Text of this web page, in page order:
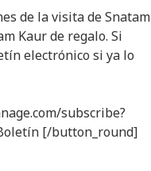
de la visita de Snatam
Kaur de regalo. Si
electrónico si ya lo
subscribe?
[/button_round]